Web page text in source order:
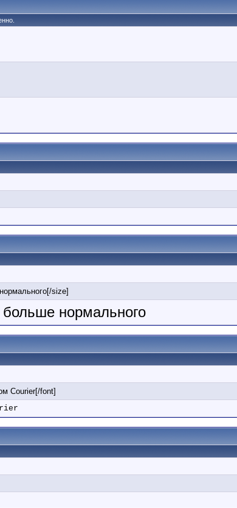
size]
больше нормального
Courier[/font]